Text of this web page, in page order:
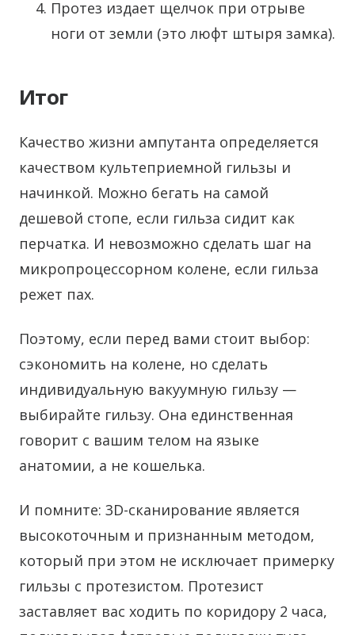
Протез издает щелчок при отрыве
ноги от земли (это люфт штыря замка).
Итог
Качество жизни ампутанта определяется
качеством культеприемной гильзы и
начинкой. Можно бегать на самой
дешевой стопе, если гильза сидит как
перчатка. И невозможно сделать шаг на
микропроцессорном колене, если гильза
режет пах.
Поэтому, если перед вами стоит выбор:
сэкономить на колене, но сделать
индивидуальную вакуумную гильзу —
выбирайте гильзу. Она единственная
говорит с вашим телом на языке
анатомии, а не кошелька.
И помните: 3D-сканирование является
высокоточным и признанным методом,
который при этом не исключает примерку
гильзы с протезистом. Протезист
заставляет вас ходить по коридору 2 часа,